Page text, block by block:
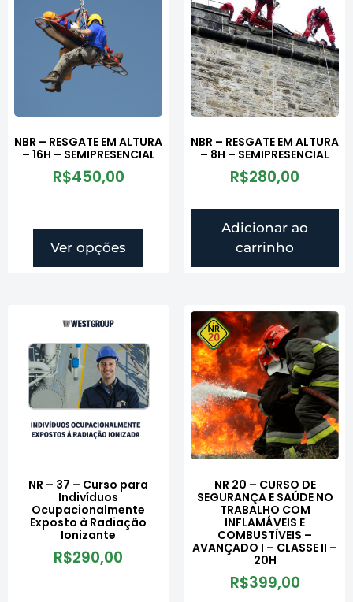
NBR – RESGATE EM ALTURA
– 16H – SEMIPRESENCIAL
R$450,00
Ver opções
NBR – RESGATE EM ALTURA
– 8H – SEMIPRESENCIAL
R$280,00
Adicionar ao
carrinho
NR – 37 – Curso para
Indivíduos
Ocupacionalmente
Exposto à Radiação
Ionizante
R$290,00
NR 20 – CURSO DE
SEGURANÇA E SAÚDE NO
TRABALHO COM
INFLAMÁVEIS E
COMBUSTÍVEIS –
AVANÇADO I – CLASSE II –
20H
R$399,00